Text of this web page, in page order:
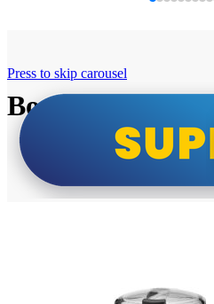
Bosch super cene
Press to skip carousel